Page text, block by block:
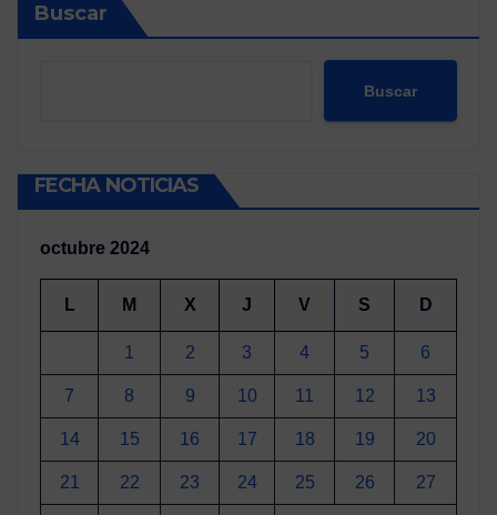
Buscar
Buscar
FECHA NOTICIAS
octubre 2024
L M X J V S D
1 2 3 4 5 6
7 8 9 10 11 12 13
14 15 16 17 18 19 20
21 22 23 24 25 26 27